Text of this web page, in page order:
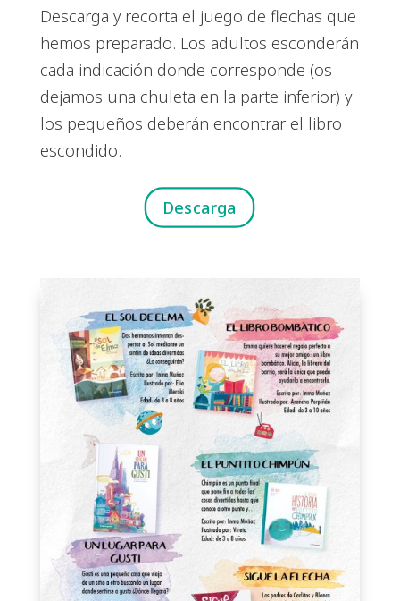
Descarga y recorta el juego de flechas que
hemos preparado. Los adultos esconderán
cada indicación donde corresponde (os
dejamos una chuleta en la parte inferior) y
los pequeños deberán encontrar el libro
escondido.
Descarga